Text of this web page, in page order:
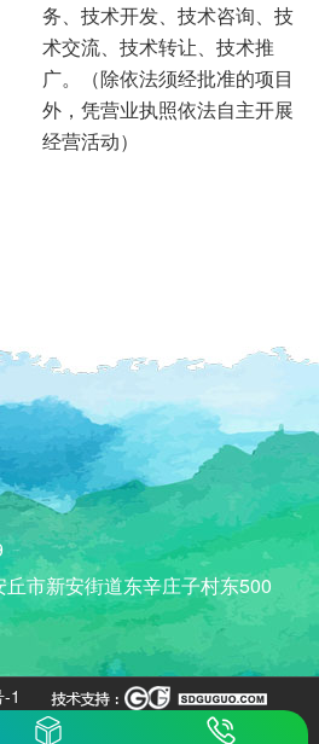
务、技术开发、技术咨询、技
术交流、技术转让、技术推
广。（除依法须经批准的项目
外，凭营业执照依法自主开展
经营活动）
市新安街道东辛庄子村东500
1